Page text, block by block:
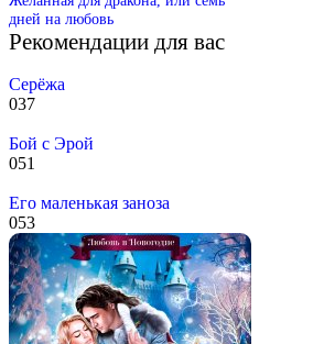
дней на любовь
Рекомендации для вас
Серёжа
037
Бой с Эрой
051
Его маленькая заноза
053